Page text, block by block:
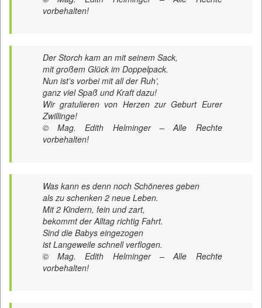
vorbehalten!
Der Storch kam an mit seinem Sack,
mit großem Glück im Doppelpack.
Nun ist’s vorbei mit all der Ruh’,
ganz viel Spaß und Kraft dazu!
Wir gratulieren von Herzen zur Geburt Eurer
Zwillinge!
© Mag. Edith Helminger – Alle Rechte
vorbehalten!
Was kann es denn noch Schöneres geben
als zu schenken 2 neue Leben.
Mit 2 Kindern, fein und zart,
bekommt der Alltag richtig Fahrt.
Sind die Babys eingezogen
ist Langeweile schnell verflogen.
© Mag. Edith Helminger – Alle Rechte
vorbehalten!